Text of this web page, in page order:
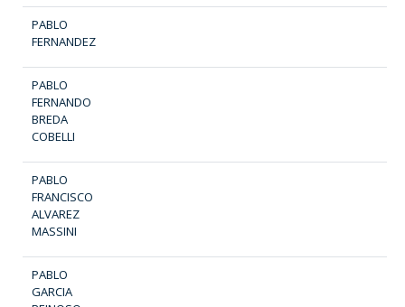
PABLO
FERNANDEZ
PABLO
FERNANDO
BREDA
COBELLI
PABLO
FRANCISCO
ALVAREZ
MASSINI
PABLO
GARCIA